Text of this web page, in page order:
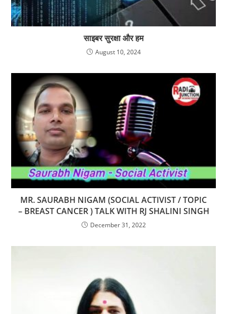
साइबर सुरक्षा और हम
August 10, 2024
MR. SAURABH NIGAM (SOCIAL ACTIVIST / TOPIC
– BREAST CANCER ) TALK WITH RJ SHALINI SINGH
December 31, 2022